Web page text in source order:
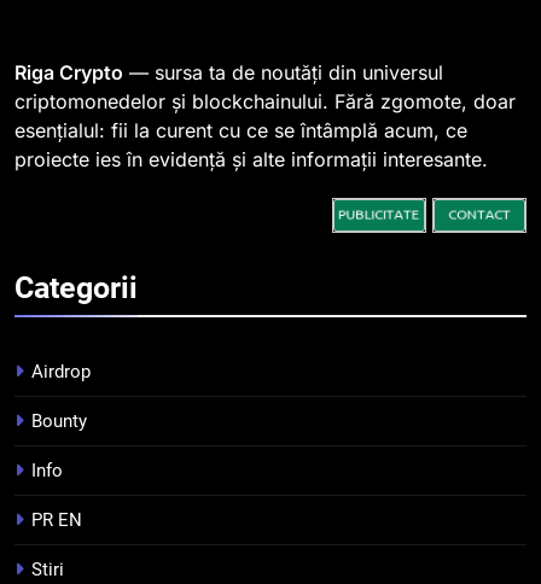
spre o depășire a pragului de
0,000005 dolari
STIRI
2
Regulamentul MiCA privind
serviciile crypto, obligatoriu de
la 1 iulie în România
3
Pariuri cu plata în crypto:
4
criptomonedelor în 2026
INFO
Riga Crypto — sursa ta de noutăți din universul
criptomonedelor și blockchainului. Fără zgomote, doar
esențialul: fii la curent cu ce se întâmplă acum, ce
proiecte ies în evidență și alte informații interesante.
Categorii
Airdrop
Bounty
Info
PR EN
Stiri